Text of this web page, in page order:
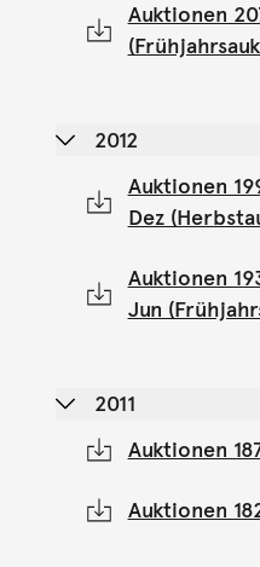
Auktionen
2012
Auktionen
Dez
Auktionen
Jun
2011
Auktionen
Auktionen